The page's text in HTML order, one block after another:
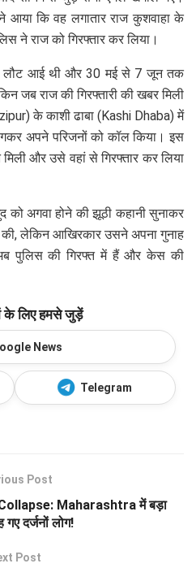
कि वह लगातार राज कुशवाहा के
ने राज को गिरफ्तार कर लिया।
लौट आई थी और 30 मई से 7 जून तक
जब राज की गिरफ्तारी की खबर मिली
के काशी ढाबा (Kashi Dhaba) में
अपने परिजनों को कॉल किया। इस
और उसे वहां से गिरफ्तार कर लिया
को अगवा होने की झूठी कहानी सुनाकर
लेकिन आखिरकार उसने अपना गुनाह
पुलिस की गिरफ्त में हैं और केस की
के लिए हमसे जुड़ें
News
Telegram
Post
Maharashtra में बड़ा
गए दर्जनों लोग!
Post